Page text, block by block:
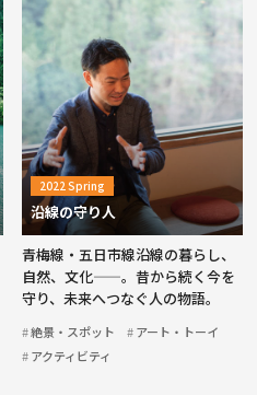
2022 Spring
沿線の守り人
青梅線・五日市線沿線の暮らし、
自然、文化——。昔から続く今を
守り、未来へつなぐ人の物語。
絶景・スポット
アート・トーイ
アクティビティ